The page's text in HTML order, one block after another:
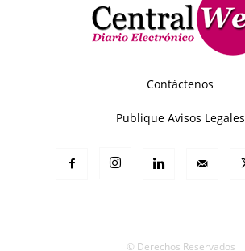
Contáctenos
Publique Avisos Legales
© Derechos Reservados